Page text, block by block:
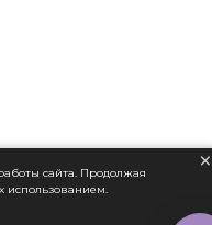
×
сайта. Продолжая
использованием.